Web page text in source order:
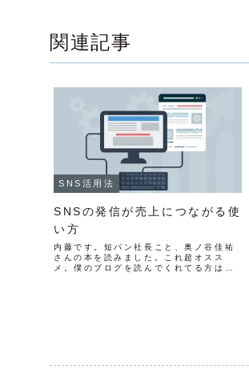
関連記事
SNS活用法
SNSの発信が売上につながる使
い方
内藤です。短パン社長こと、奥ノ谷佳祐
さんの本を読みました。これ超オスス
メ。僕のブログを読んでくれてる方は絶